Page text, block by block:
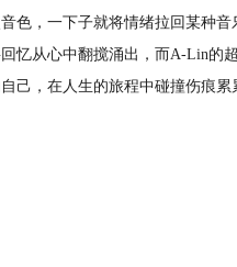
色，一下子就将情绪拉回某种音
忆从心中翻搅涌出，而A-Lin的
己，在人生的旅程中碰撞伤痕累